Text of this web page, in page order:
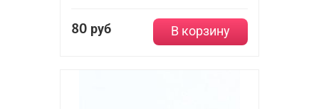
80 руб В корзину